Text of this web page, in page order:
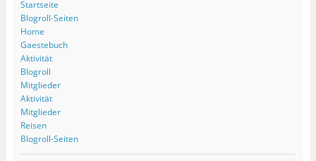
Startseite
Blogroll-Seiten
Home
Gaestebuch
Aktivität
Blogroll
Mitglieder
Aktivität
Mitglieder
Reisen
Blogroll-Seiten